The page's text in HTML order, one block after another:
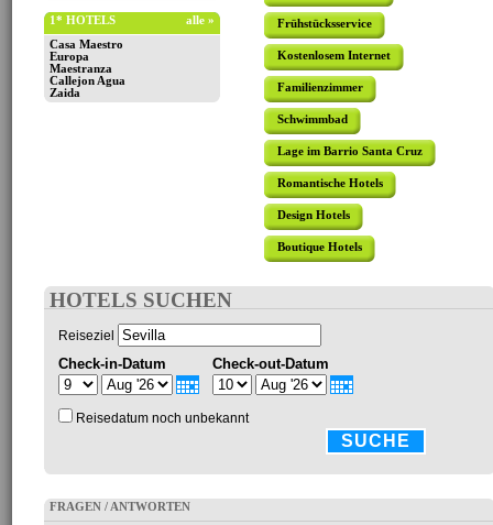
alle »
1* HOTELS
Casa Maestro
Europa
Maestranza
Callejon Agua
Zaida
Frühstücksservice
Kostenlosem Internet
Familienzimmer
Schwimmbad
Lage im Barrio Santa Cruz
Romantische Hotels
Design Hotels
Boutique Hotels
HOTELS SUCHEN
Reiseziel
Check-in-Datum Check-out-Datum
Reisedatum noch unbekannt
SUCHE
FRAGEN / ANTWORTEN